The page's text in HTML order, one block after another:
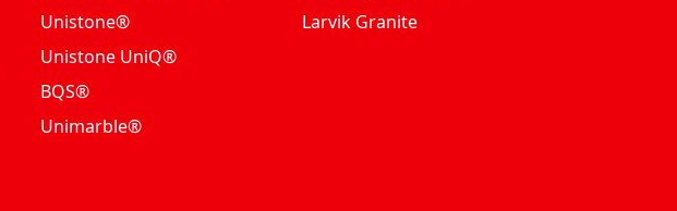
Unistone®
Unistone UniQ®
BQS®
Unimarble®
Larvik Granite